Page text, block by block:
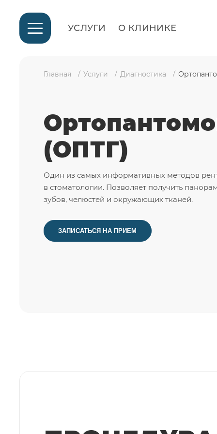
УСЛУГИ О КЛИНИКЕ
Главная Услуги Диагностика
(ОПТГ)
Один из самых информативных методов
в стоматологии. Позволяет получить
зубов, челюстей и окружающих тканей.
ЗАПИСАТЬСЯ НА ПРИЕМ